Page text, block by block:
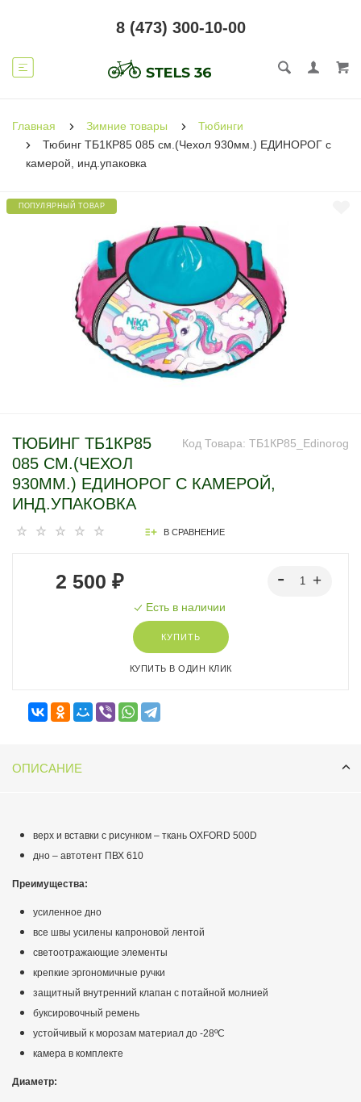
8 (473) 300-10-00
Главная Зимние товары
Тюбинги
Тюбинг ТБ1КР85 085 см.(Чехол 930мм.) ЕДИНОРОГ с
камерой, инд.упаковка
ПОПУЛЯРНЫЙ ТОВАР
Код Товара: ТБ1КР85_Edinorog
ТЮБИНГ ТБ1КР85
085 СМ.(ЧЕХОЛ
930ММ.) ЕДИНОРОГ С КАМЕРОЙ,
ИНД.УПАКОВКА
В СРАВНЕНИЕ
2 500 ₽
Есть в наличии
КУПИТЬ
КУПИТЬ В ОДИН КЛИК
ОПИСАНИЕ
верх и вставки с рисунком – ткань OXFORD 500D
дно – автотент ПВХ 610
Преимущества:
усиленное дно
все швы усилены капроновой лентой
светоотражающие элементы
крепкие эргономичные ручки
защитный внутренний клапан с потайной молнией
буксировочный ремень
устойчивый к морозам материал до -28ºС
камера в комплекте
Диаметр: